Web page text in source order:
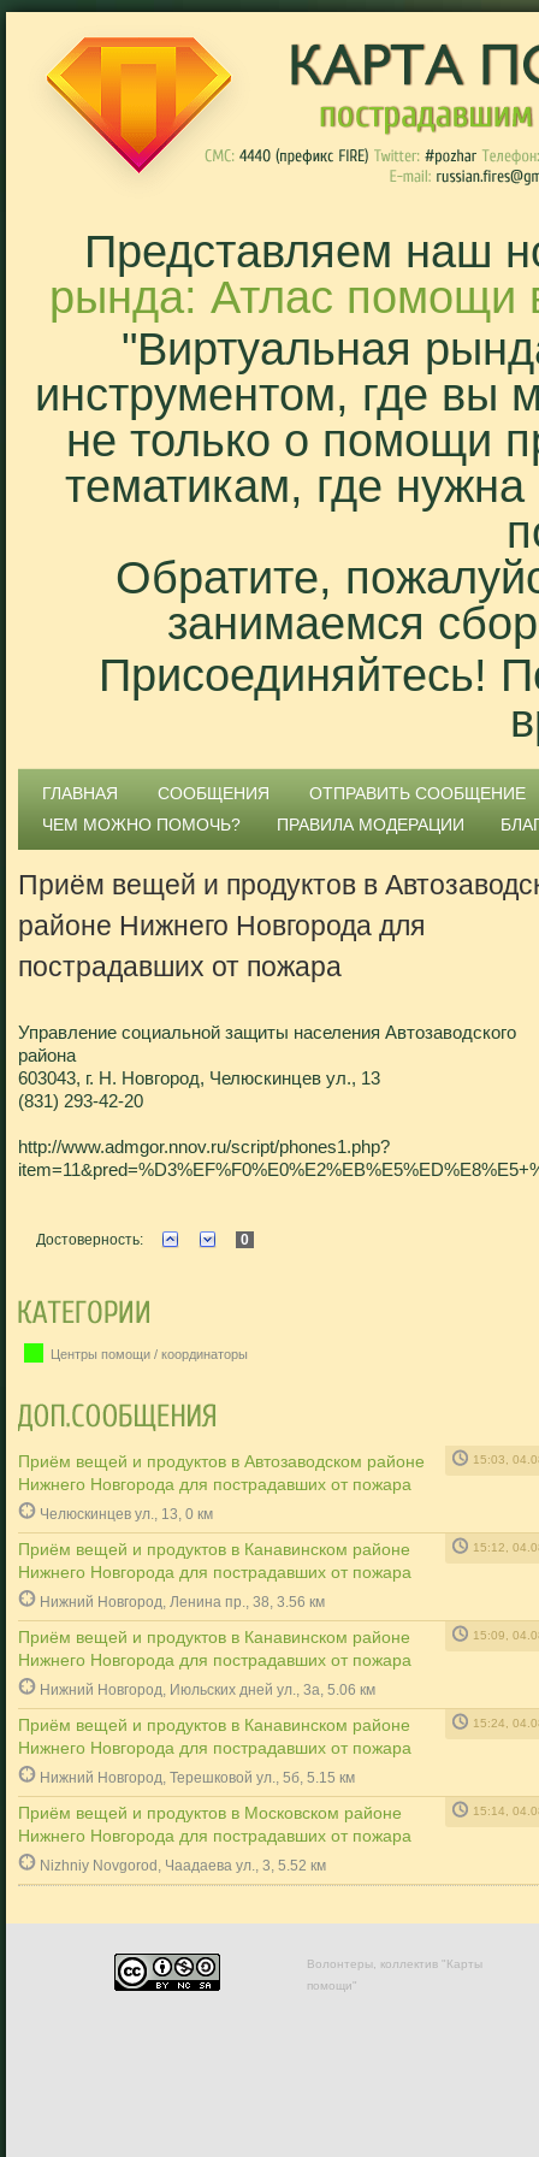
Представляем наш
рында: Атлас помощи
"Виртуальная
инструментом, где вы
не только о помощи
тематикам, где
Обратите,
занимаемся
Присоединяйтесь!
ГЛАВНАЯ СООБЩЕНИЯ
ОТПРАВИТЬ СООБЩЕНИЕ
ЧЕМ МОЖНО ПОМОЧЬ?
ПРАВИЛА МОДЕРАЦИИ
Приём вещей и продуктов в
районе Нижнего Новгорода для
пострадавших от пожара
Управление социальной защиты населения Автозаводского
района
603043, г. Н. Новгород, Челюскинцев ул., 13
(831) 293-42-20
http://www.admgor.nnov.ru/script/phones1.php?
Достоверность: 0
Центры помощи / координаторы
Приём вещей и продуктов в Автозаводском районе
Нижнего Новгорода для пострадавших от пожара
15:03,
Челюскинцев ул., 13, 0 км
Приём вещей и продуктов в Канавинском районе
Нижнего Новгорода для пострадавших от пожара
15:12,
Нижний Новгород, Ленина пр., 38, 3.56 км
Приём вещей и продуктов в Канавинском районе
Нижнего Новгорода для пострадавших от пожара
15:09,
Нижний Новгород, Июльских дней ул., 3а, 5.06 км
Приём вещей и продуктов в Канавинском районе
Нижнего Новгорода для пострадавших от пожара
15:24,
Нижний Новгород, Терешковой ул., 5б, 5.15 км
Приём вещей и продуктов в Московском районе
Нижнего Новгорода для пострадавших от пожара
15:14,
Nizhniy Novgorod, Чаадаева ул., 3, 5.52 км
Волонтеры, коллектив "Карты
помощи"